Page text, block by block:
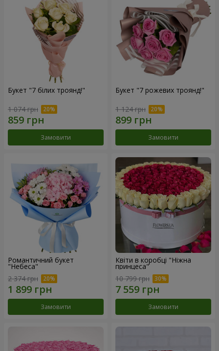
Букет "7 білих троянд!"
1 074 грн
Замовити
Букет "7 рожевих троянд!"
1 124 грн
Замовити
Романтичний букет
"Небеса"
2 374 грн
Замовити
Квіти в коробці "Ніжна
принцеса"
10 799 грн
Замовити